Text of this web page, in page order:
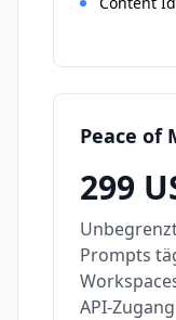
Peace of
299
Prompts
API-